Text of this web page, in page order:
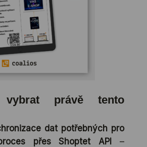
právě tento
dat potřebných pro
přes Shoptet API
–